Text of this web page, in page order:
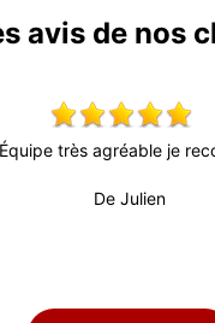
avis de nos
très agréable je
De Julien